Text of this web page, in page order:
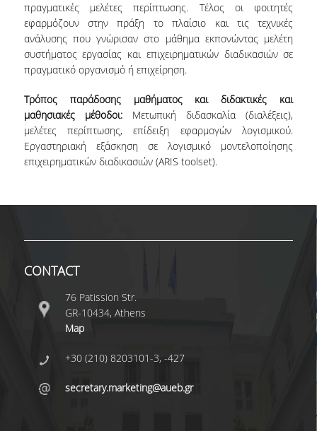
PUBLICATIONS IN SCIENTIFIC
JOURNALS
PUBLICATIONS IN CONFERENCES
RESEARCH PROJECTS - PHDS
COMPLETED PHD DISSERTATIONS
CURRENT PHD
πραγματικές μελέτες περίπτωσης. Τέλος οι φοιτητές
εφαρμόζουν στην πράξη το πλαίσιο και τις τεχνικές
ανάλυσης που γνώρισαν στο μάθημα εκπονώντας μελέτη
συστήματος εργασίας και επιχειρηματικών διαδικασιών σε
πραγματικό οργανισμό ή επιχείρηση.
Τρόπος παράδοσης μαθήματος και διδακτικές και
μαθησιακές μέθοδοι: Μετωπική διδασκαλία (διαλέξεις),
μελέτες περίπτωσης, επίδειξη εφαρμογών λογισμικού.
Εργαστηριακή εξάσκηση σε λογισμικό μοντελοποίησης
επιχειρηματικών διαδικασιών (ARIS toolset).
CONTACT
76 Patission Str.
GR-10434, Athens
Map
+30 (210) 8203101-3, -427
secretary.marketing@aueb.gr